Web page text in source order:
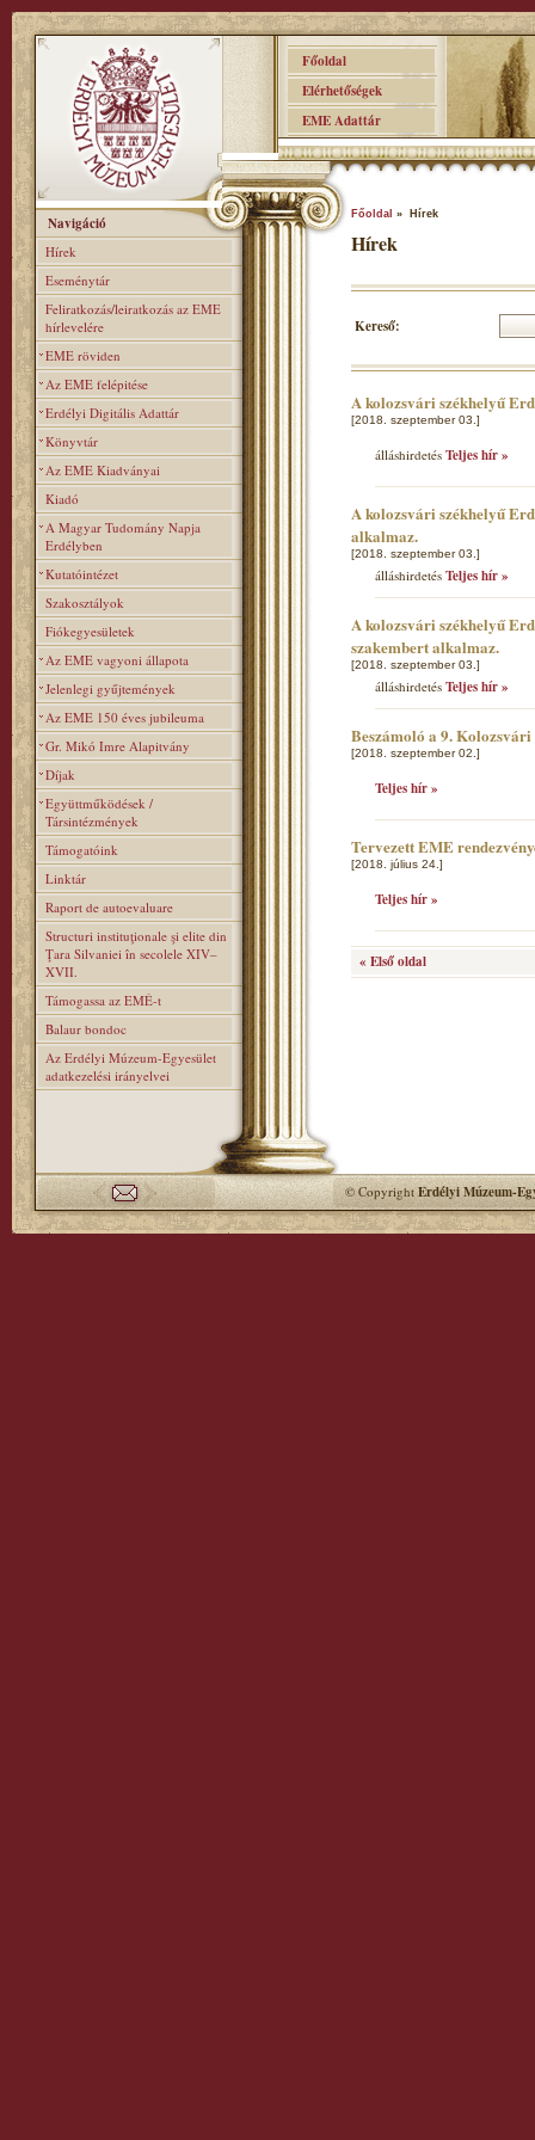
Főoldal
Elérhetőségek
EME Adattár
Navigáció
Hírek
Eseménytár
Feliratkozás/leiratkozás az EME
hírlevelére
EME röviden
Az EME felépitése
Erdélyi Digitális Adattár
Könyvtár
Az EME Kiadványai
Kiadó
A Magyar Tudomány Napja
Erdélyben
Kutatóintézet
Szakosztályok
Fiókegyesületek
Az EME vagyoni állapota
Jelenlegi gyűjtemények
Az EME 150 éves jubileuma
Gr. Mikó Imre Alapitvány
Díjak
Együttműködések /
Társintézmények
Támogatóink
Linktár
Raport de autoevaluare
Structuri instituţionale şi elite din
Ţara Silvaniei în secolele XIV–
XVII.
Támogassa az EMÉ-t
Balaur bondoc
Az Erdélyi Múzeum-Egyesület
adatkezelési irányelvei
Főoldal » Hírek
Hírek
Kereső:
A kolozsvári székhelyű
[2018. szeptember 03.]
álláshirdetés Teljes hír »
A kolozsvári székhelyű
alkalmaz.
[2018. szeptember 03.]
álláshirdetés Teljes hír »
A kolozsvári székhelyű
szakembert alkalmaz.
[2018. szeptember 03.]
álláshirdetés Teljes hír »
Beszámoló a 9.
[2018. szeptember 02.]
Teljes hír »
Tervezett EME
[2018. július 24.]
Teljes hír »
« Első oldal
© CopyrightErdélyi Múzeum-